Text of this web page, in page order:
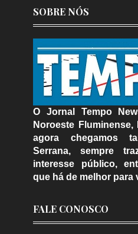
SOBRE NÓS
O Jornal Tempo
Noroeste
agora chegamos
Serrana, sempre
interesse público,
que há de melhor para
FALE CONOSCO